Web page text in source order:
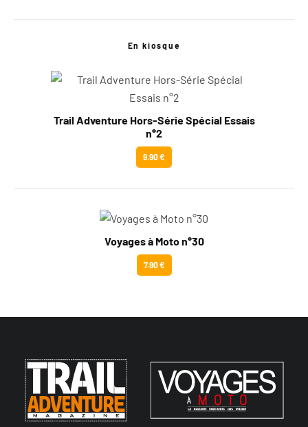
En kiosque
Trail Adventure Hors-Série Spécial Essais
n°2
9.90 €
Voyages à Moto n°30
7.90 €